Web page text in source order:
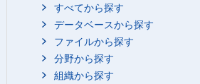
すべてから探す
データベースから探す
ファイルから探す
分野から探す
組織から探す